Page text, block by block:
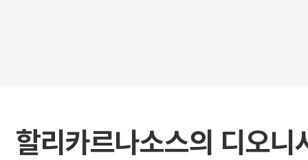
할리카르나소스의 디오